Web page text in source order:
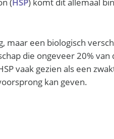
maar een biologisch
die ongeveer 20% van
vaak gezien als een
kan geven.